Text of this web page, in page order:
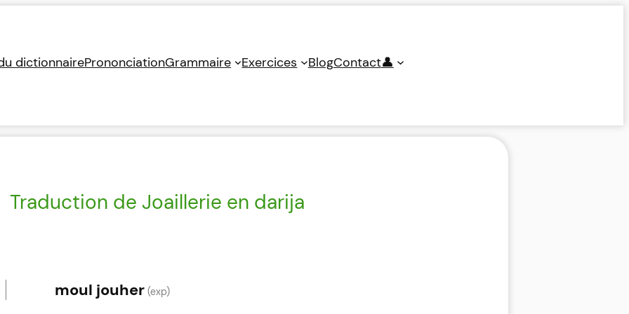
dictionnairePrononciationGrammaire Exercices BlogContact👤
Traduction de Joaillerie en darija
moul jouher (exp)